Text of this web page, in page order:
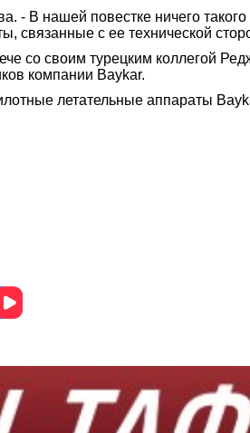
- В нашей повестке ничего
связанные с ее технической
со своим турецким коллегой
компании Baykar.
летательные аппараты